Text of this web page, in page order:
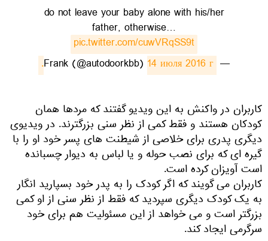
do not leave your baby alone with his/her
father, otherwise…
pic.twitter.com/cuwVRqSS9t
— Frank (@autodoorkbb)
14 июля 2016 г.
کاربران در واکنش به این ویدیو گفتند که مردها همان
کودکان هستند و فقط کمی از نظر سنی بزرگترند. در ویدیوی
دیگری پدری برای خلاصی از شیطنت های پسر خود او را با
گیره ای که برای نصب حوله و یا لباس به دیوار چسبانده
است آویزان کرده است.
کاربران می گویند که اگر کودک را به پدر خود بسپارید انگار
به یک کودک دیگری سپردید که فقط از نظر سنی از او کمی
بزرگتر است و می خواهد از این مسئولیت هم برای خود
سرگرمی ایجاد کند.